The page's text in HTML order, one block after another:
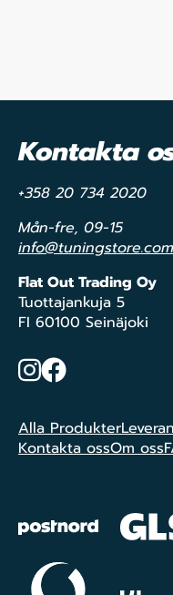
Kontakta
+358 20 734 2020
Mån-fre, 09-15
info@tuningstore.com
Flat Out Trading Oy
Tuottajankuja 5
FI 60100 Seinäjoki
Instagram
Facebook
Alla Produkter
Kontakta ossOm oss